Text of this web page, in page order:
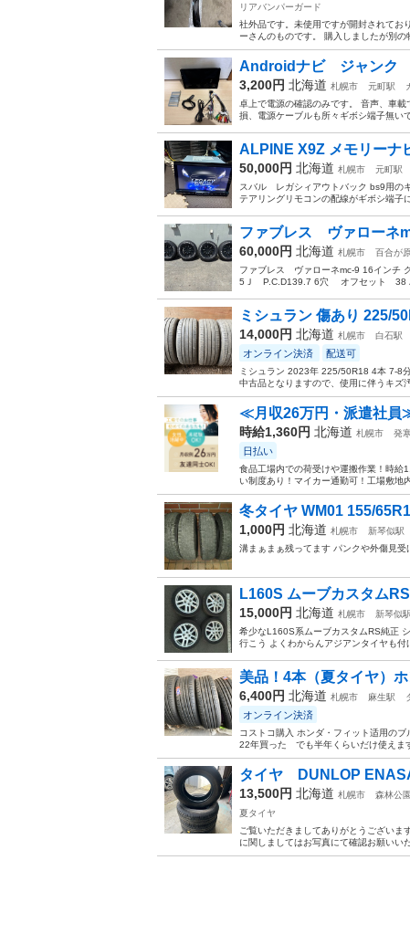
リアバンパーガード
社外品です。未使用ですが開封されてお
ーさんのものです。 購入しましたが別
Androidナビ ジャンク
3,200円 北海道 札幌市 元町駅
卓上で電源の確認のみです。 音声、車
損、電源ケーブルも所々ギボシ端子無い
ALPINE X9Z メモリーナ
50,000円 北海道 札幌市 元町駅
スバル レガシィアウトバック bs9用の
テアリングリモコンの配線がギボシ端子
ファブレス ヴァローネ
60,000円 北海道 札幌市 百合が
ファブレス ヴァローネmc-9 16イン
5Ｊ P.C.D139.7 6穴 オフセット 38
ミシュラン 傷あり 225/
14,000円 北海道 札幌市 白石駅
オンライン決済 配送可
ミシュラン 2023年 225/50R18 4本 7-8
中古品となりますので、使用に伴うキズ
≪月収26万円・派遣社員
時給1,360円 北海道 札幌市 発
日払い
食品工場内での荷受けや運搬作業！時
い制度あり！マイカー通勤可！工場敷地
冬タイヤ WM01 155/
1,000円 北海道 札幌市 新琴似駅
溝まぁまぁ残ってます パンクや外傷見
L160S ムーブカスタム
15,000円 北海道 札幌市 新琴似駅
希少なL160S系ムーブカスタムRS純正
行こう よくわからんアジアンタイヤも
美品！4本（夏タイヤ）
6,400円 北海道 札幌市 麻生駅
オンライン決済
コストコ購入 ホンダ・フィット适用の
22年買った でも半年くらいだけ使えま
タイヤ DUNLOP
13,500円 北海道 札幌市 森林公
夏タイヤ
ご覧いただきましてありがとうござい
に関しましてはお写真にて確認お願いい